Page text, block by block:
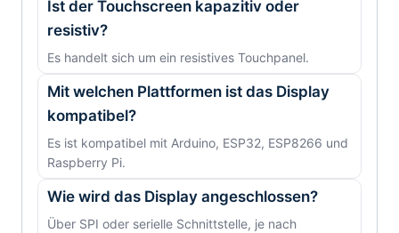
Ist der Touchscreen kapazitiv oder
resistiv?
Es handelt sich um ein resistives Touchpanel.
Mit welchen Plattformen ist das Display
kompatibel?
Es ist kompatibel mit Arduino, ESP32, ESP8266 und
Raspberry Pi.
Wie wird das Display angeschlossen?
Über SPI oder serielle Schnittstelle, je nach